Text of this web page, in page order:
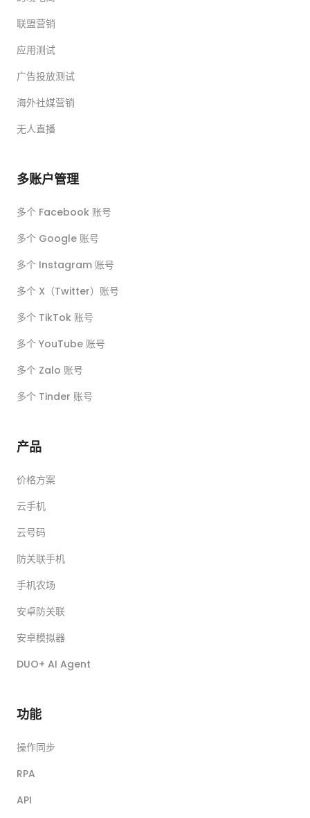
联盟营销
应用测试
广告投放测试
海外社媒营销
无人直播
多账户管理
多个 Facebook 账号
多个 Google 账号
多个 Instagram 账号
多个 X（Twitter）账号
多个 TikTok 账号
多个 YouTube 账号
多个 Zalo 账号
多个 Tinder 账号
产品
价格方案
云手机
云号码
防关联手机
手机农场
安卓防关联
安卓模拟器
DUO+ AI Agent
功能
操作同步
RPA
API